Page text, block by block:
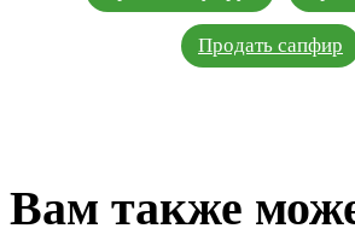
Продать сапфир
Вам также